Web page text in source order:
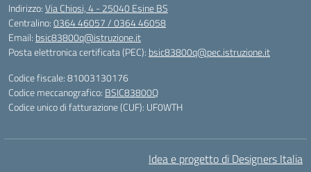
Indirizzo:Via Chiosi, 4 - 25040 Esine BS
Centralino:0364 46057 / 0364 46058
Email: bsic83800q@istruzione.it
Posta elettronica certificata (PEC): bsic83800q@pec.istruzione.it
Codice fiscale: 81003130176
Codice meccanografico: BSIC83800Q
Codice unico di fatturazione (CUF): UF0WTH
Idea e progetto di Designers Italia